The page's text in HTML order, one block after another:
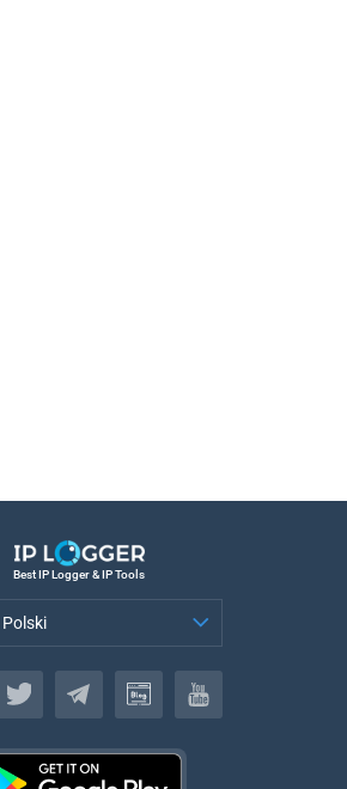
Best IP Logger & IP Tools
Polski
Polski